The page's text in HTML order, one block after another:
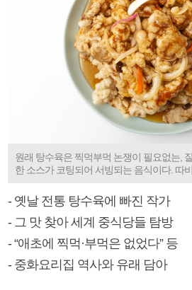
원래 탕수육은 찍먹부먹 논쟁이 필요없는,
한 소스가 코팅되어 서빙되는 음식이다. 따
- 옛날 전통 탕수육에 빠진 작가
- 그 맛 찾아 세계 중식당들 탐방
- “애초에 찍먹·부먹은 없었다” 등
- 중화요리집 역사와 유래 담아